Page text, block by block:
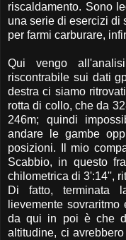
riscaldamento. Sono
una serie di esercizi di
per farmi carburare,
Qui vengo
riscontrabile sui dati
destra ci siamo
rotta di collo, che da
246m; quindi
andare le gambe
posizioni. Il mio
Scabbio, in questo
chilometrica di 3':14'',
Di fatto, terminata
lievemente
da qui in poi è che
altitudine, ci